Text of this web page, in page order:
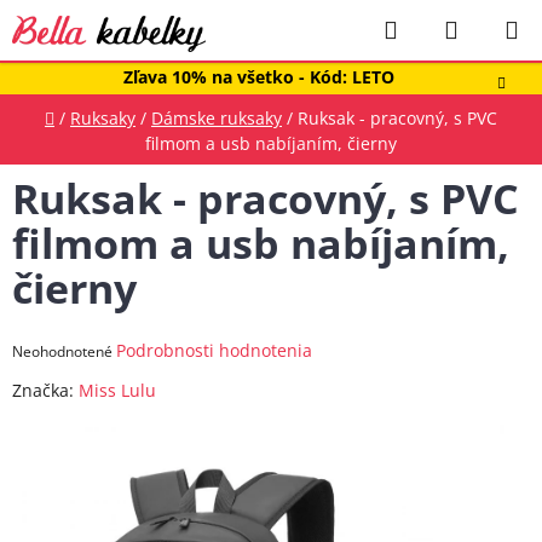
Prejsť
na
obsah
Zľava 10% na všetko - Kód: LETO
Hľadať
KOŠÍK
Domov
/ Ruksaky / Dámske ruksaky / Ruksak - pracovný, s PVC
filmom a usb nabíjaním, čierny
Ruksak - pracovný, s PVC
filmom a usb nabíjaním,
čierny
Priemerné
produktu
Neohodnotené Podrobnosti hodnotenia
Značka: Miss Lulu